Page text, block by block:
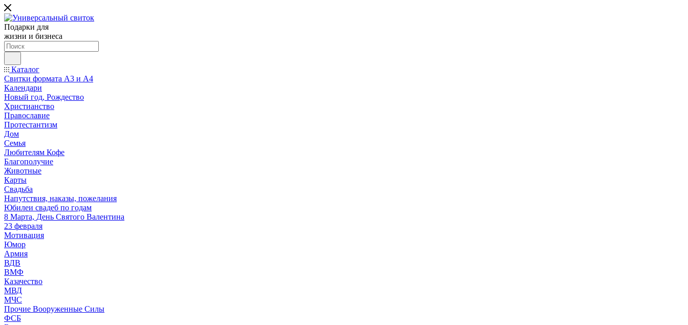
Подарки для
жизни и бизнеса
Каталог
Свитки формата А3 и А4
Календари
Новый год, Рождество
Христианство
Православие
Протестантизм
Дом
Семья
Любителям Кофе
Благополучие
Животные
Карты
Свадьба
Напутствия, наказы, пожелания
Юбилеи свадеб по годам
8 Марта, День Святого Валентина
23 февраля
Мотивация
Юмор
Армия
ВДВ
ВМФ
Казачество
МВД
МЧС
Прочие Вооруженные Силы
ФСБ